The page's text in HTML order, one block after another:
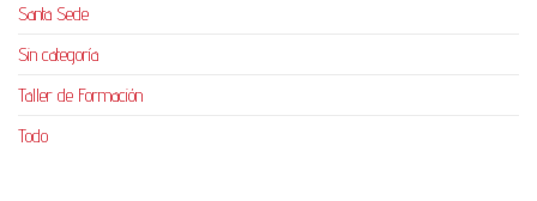
Santa Sede
Sin categoría
Taller de Formación
Todo